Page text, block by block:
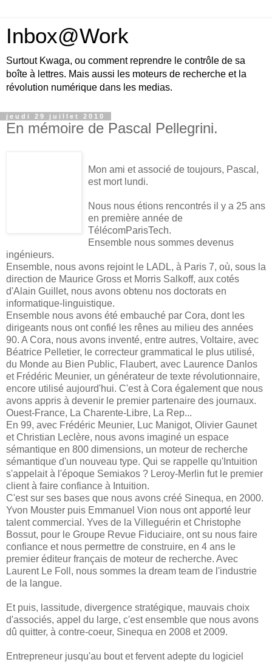
Inbox@Work
Surtout Kwaga, ou comment reprendre le contrôle de sa
boîte à lettres. Mais aussi les moteurs de recherche et la
révolution numérique dans les medias.
jeudi 29 juillet 2010
En mémoire de Pascal Pellegrini.
Mon ami et associé de toujours, Pascal,
est mort lundi.
Nous nous étions rencontrés il y a 25 ans
en première année de
TélécomParisTech.
Ensemble nous sommes devenus
ingénieurs.
Ensemble, nous avons rejoint le LADL, à Paris 7, où, sous la
direction de Maurice Gross et Morris Salkoff, aux cotés
d'Alain Guillet, nous avons obtenu nos doctorats en
informatique-linguistique.
Ensemble nous avons été embauché par Cora, dont les
dirigeants nous ont confié les rênes au milieu des années
90. A Cora, nous avons inventé, entre autres, Voltaire, avec
Béatrice Pelletier, le correcteur grammatical le plus utilisé,
du Monde au Bien Public, Flaubert, avec Laurence Danlos
et Frédéric Meunier, un générateur de texte révolutionnaire,
encore utilisé aujourd'hui. C'est à Cora également que nous
avons appris à devenir le premier partenaire des journaux.
Ouest-France, La Charente-Libre, La Rep...
En 99, avec Frédéric Meunier, Luc Manigot, Olivier Gaunet
et Christian Leclère, nous avons imaginé un espace
sémantique en 800 dimensions, un moteur de recherche
sémantique d'un nouveau type. Qui se rappelle qu'Intuition
s'appelait à l'époque Semiakos ? Leroy-Merlin fut le premier
client à faire confiance à Intuition.
C'est sur ses bases que nous avons créé Sinequa, en 2000.
Yvon Mouster puis Emmanuel Vion nous ont apporté leur
talent commercial. Yves de la Villeguérin et Christophe
Bossut, pour le Groupe Revue Fiduciaire, ont su nous faire
confiance et nous permettre de construire, en 4 ans le
premier éditeur français de moteur de recherche. Avec
Laurent Le Foll, nous sommes la dream team de l'industrie
de la langue.
Et puis, lassitude, divergence stratégique, mauvais choix
d'associés, appel du large, c'est ensemble que nous avons
dû quitter, à contre-coeur, Sinequa en 2008 et 2009.
Entrepreneur jusqu'au bout et fervent adepte du logiciel